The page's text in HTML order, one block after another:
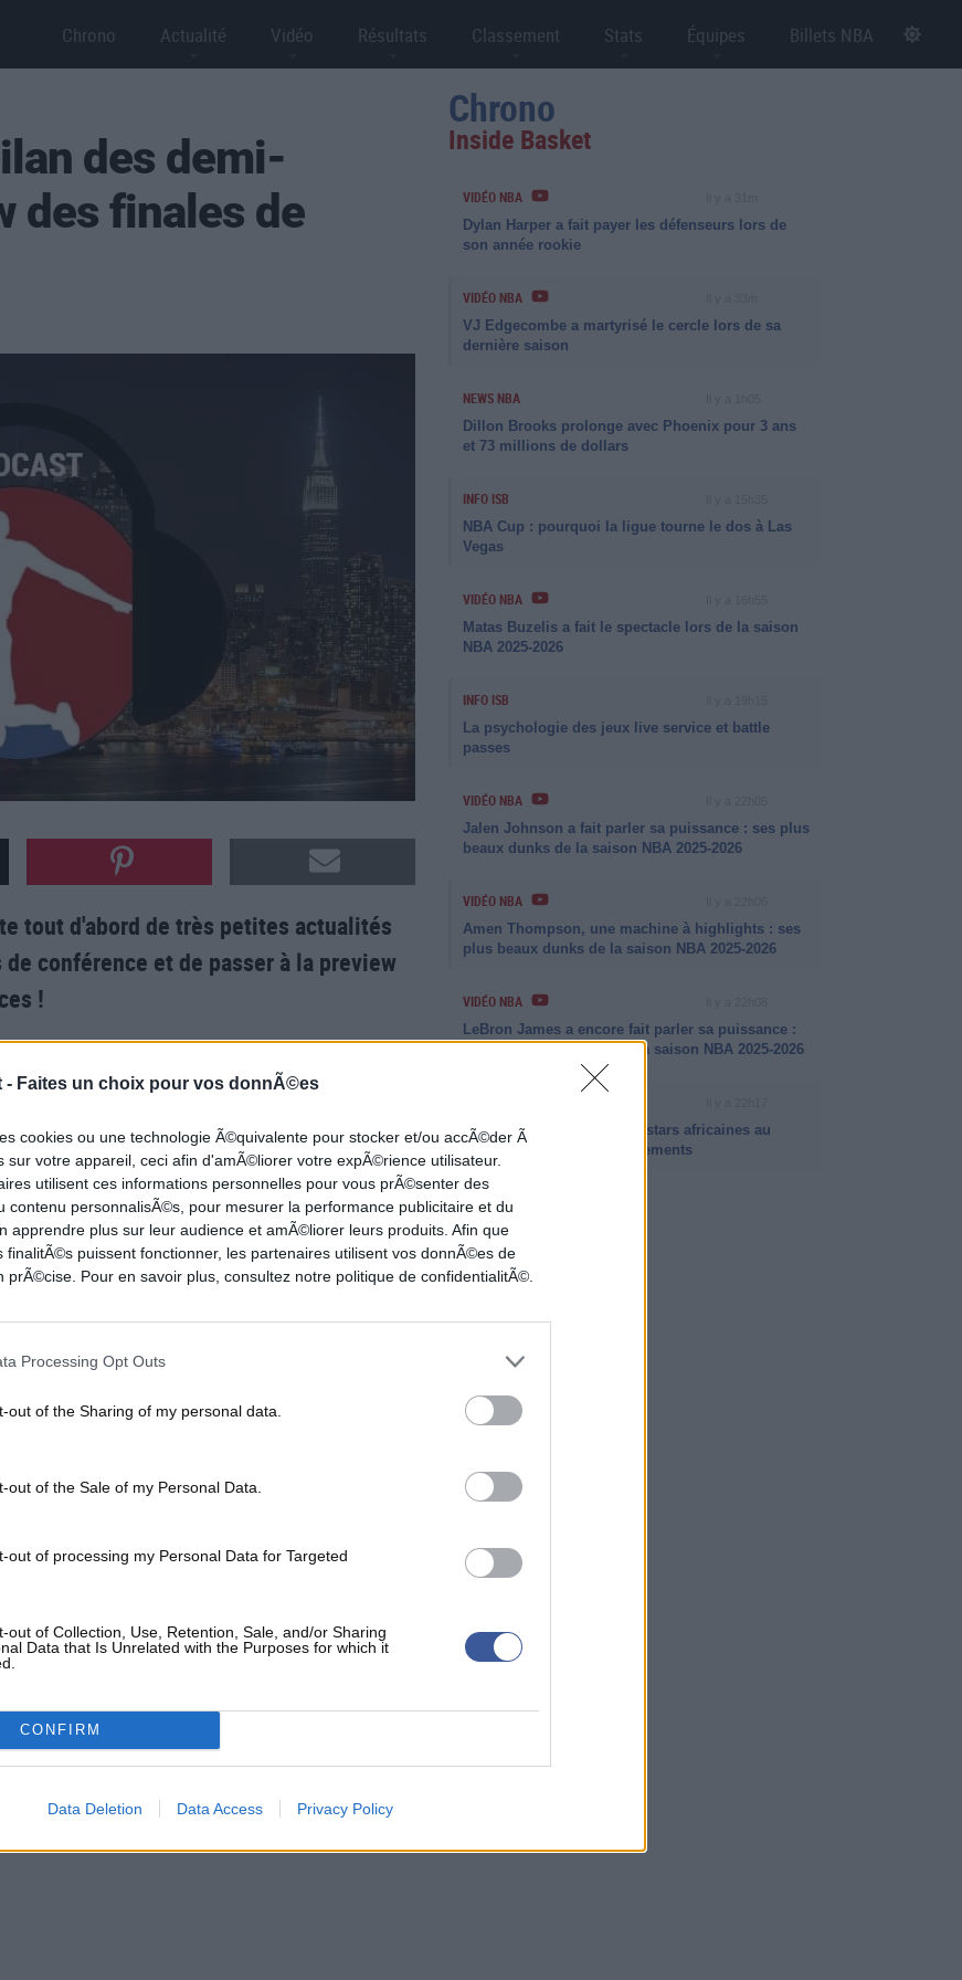
- Faites un choix pour vos donnÃ©es
cookies ou une technologie Ã©quivalente pour stocker et/ou accÃ©der Ã
sur votre appareil, ceci afin d'amÃ©liorer votre expÃ©rience utilisateur.
utilisent ces informations personnelles pour vous prÃ©senter des
contenu personnalisÃ©s, pour mesurer la performance publicitaire et du
apprendre plus sur leur audience et amÃ©liorer leurs produits. Afin que
finalitÃ©s puissent fonctionner, les partenaires utilisent vos donnÃ©es de
prÃ©cise. Pour en savoir plus, consultez notre politique de confidentialitÃ©.
Processing Opt Outs
out of the Sharing of my personal data.
out of the Sale of my Personal Data.
out of processing my Personal Data for Targeted
out of Collection, Use, Retention, Sale, and/or Sharing
Data that Is Unrelated with the Purposes for which it
CONFIRM
Data Deletion Data Access Privacy Policy
Chrono Actualité Vidéo Résultats Classement Stats Équipes Billets NBA
des demi-
des finales de
tout d'abord de très petites actualités
conférence et de passer à la preview
!
!
des finales de conférences
avis via les réseaux sociaux !
NIKOLA JOKIC OKLAHOMA CITY THUNDER
TIMBERWOLVES
Chrono
Inside Basket
VIDÉO NBA
Dylan Harper a fait payer les défenseurs lors de
son année rookie
VIDÉO NBA
VJ Edgecombe a martyrisé le cercle lors de sa
dernière saison
NEWS NBA
Dillon Brooks prolonge avec Phoenix pour 3 ans
et 73 millions de dollars
INFO ISB
NBA Cup : pourquoi la ligue tourne le dos à Las
Vegas
VIDÉO NBA
Matas Buzelis a fait le spectacle lors de la saison
NBA 2025-2026
INFO ISB
La psychologie des jeux live service et battle
passes
VIDÉO NBA
Jalen Johnson a fait parler sa puissance : ses plus
beaux dunks de la saison NBA 2025-2026
VIDÉO NBA
Amen Thompson, une machine à highlights : ses
plus beaux dunks de la saison NBA 2025-2026
VIDÉO NBA
LeBron James a encore fait parler sa puissance :
ses plus beaux dunks de la saison NBA 2025-2026
Intersaison NBA 2026 : les stars africaines au
coeur des plus gros mouvements